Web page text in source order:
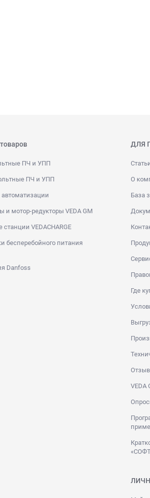
ПЧ и УПП
ПЧ и УПП
автоматизации
и мотор-редукторы VEDA GM
VEDACHARGE
бесперебойного питания
Danfoss
ДЛЯ
О
База
Где
VEDA